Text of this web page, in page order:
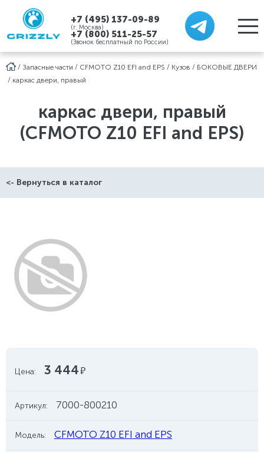
+7 (495) 137-09-89
(г. Москва)
+7 (800) 511-25-57
(Звонок бесплатный по России)
/ Запасные части / CFMOTO Z10 EFI and EPS / Кузов / БОКОВЫЕ ДВЕРИ
/ каркас двери, правый
каркас двери, правый
(CFMOTO Z10 EFI and EPS)
<- Вернуться в каталог
Цена: 3 444руб.
Артикул: 7000-800210
Модель: CFMOTO Z10 EFI and EPS